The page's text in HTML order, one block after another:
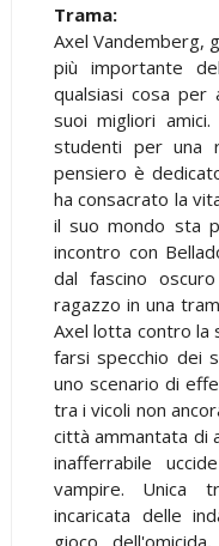
Trama:
Axel Vandemberg,
più importante
qualsiasi cosa per
suoi migliori
studenti per una
pensiero è
ha consacrato la
il suo mondo sta
incontro con
dal fascino
ragazzo in una
Axel lotta contro la
farsi specchio dei
uno scenario di
tra i vicoli non
città ammantata di
inafferrabile
vampire. Unica
incaricata delle
gioco